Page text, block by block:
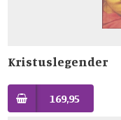
Kristuslegender
169,95